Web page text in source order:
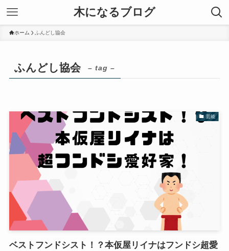
木になるブログ
ホーム ふんどし協会
ふんどし協会 – tag –
芸能
ベストフンドシスト！？本仮屋リイナはフンドシ超愛